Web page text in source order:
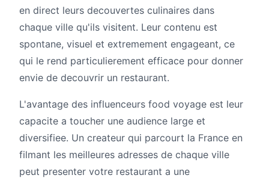
en direct leurs decouvertes culinaires dans
chaque ville qu'ils visitent. Leur contenu est
spontane, visuel et extremement engageant, ce
qui le rend particulierement efficace pour donner
envie de decouvrir un restaurant.
L'avantage des influenceurs food voyage est leur
capacite a toucher une audience large et
diversifiee. Un createur qui parcourt la France en
filmant les meilleures adresses de chaque ville
peut presenter votre restaurant a une